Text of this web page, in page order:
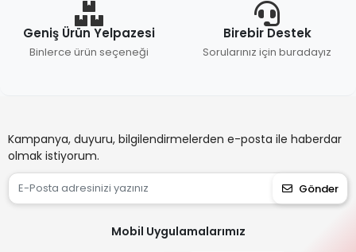
Geniş Ürün Yelpazesi
Binlerce ürün seçeneği
Birebir Destek
Sorularınız için buradayız
Kampanya, duyuru, bilgilendirmelerden e-posta ile haberdar
olmak istiyorum.
Gönder
Mobil Uygulamalarımız